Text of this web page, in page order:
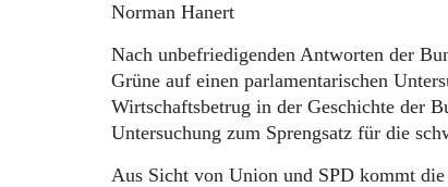
Archiv
Norman Hanert
Nach unbefriedigenden Antworten der
Grüne auf einen parlamentarischen
Wirtschaftsbetrug in der Geschichte der
Untersuchung zum Sprengsatz für die
Aus Sicht von Union und SPD kommt